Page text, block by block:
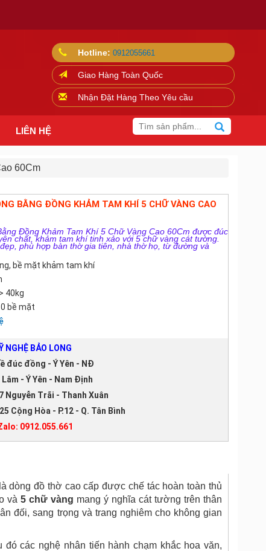
Hotline: 0912055661
Giao Hàng Toàn Quốc
Nhận Đặt Hàng Theo Yêu cầu
LIÊN HỆ
60Cm
BẰNG ĐỒNG KHẢM TAM KHÍ 5 CHỮ VÀNG CAO
Đồng Khảm Tam Khí 5 Chữ Vàng Cao 60Cm được đúc
chất, khảm tam khí tinh xảo với 5 chữ vàng cát tường.
phù hợp bàn thờ gia tiên, nhà thờ họ, từ đường và
bề mặt khảm tam khí
40kg
bề mặt
NGHỆ BẢO LONG
đúc đồng - Ý Yên - NĐ
Lâm - Ý Yên - Nam Định
Nguyễn Trãi - Thanh Xuân
Cộng Hòa - P.12 - Q. Tân Bình
0912.055.661
dòng đồ thờ cao cấp được chế tác hoàn toàn thủ
và5 chữ vàng mang ý nghĩa cát tường trên thân
đối, sang trọng và trang nghiêm cho không gian
các nghệ nhân tiến hành chạm khắc hoa văn,